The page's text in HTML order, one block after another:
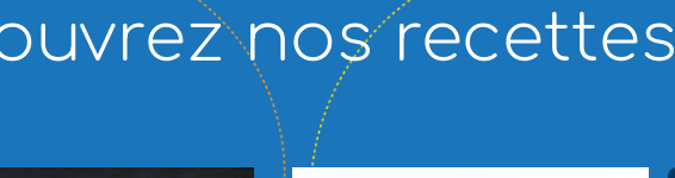
nos recettes